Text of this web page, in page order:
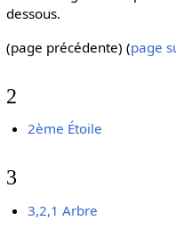
dessous.
(page précédente) (page
2
2ème Étoile
3
3,2,1 Arbre